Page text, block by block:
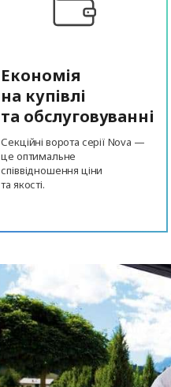
Економія
на купівлі
та обслуговуванні
Секційні ворота серії Nova —
це оптимальне
співвідношення ціни
та якості.